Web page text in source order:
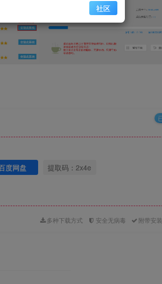
度网盘 提取码：2x4e
多种下载方式 安全无病毒 附带安
社区